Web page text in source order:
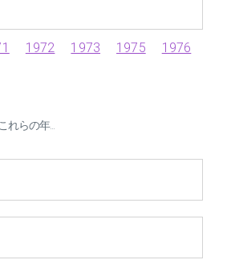
1972 1973 1975
1976
れらの年...